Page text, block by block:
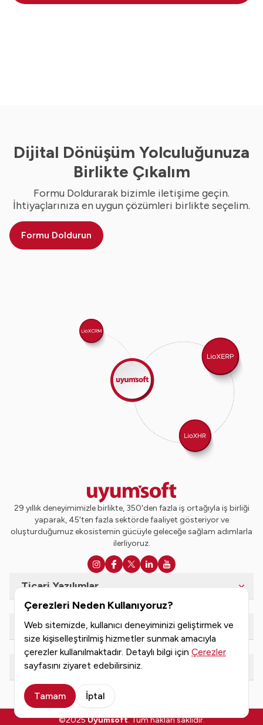
Çerezleri Neden Kullanıyoruz?
Web sitemizde, kullanıcı deneyiminizi geliştirmek ve
size kişiselleştirilmiş hizmetler sunmak amacıyla
çerezler kullanılmaktadır. Detaylı bilgi için Çerezler
sayfasını ziyaret edebilirsiniz.
Tamam İptal
Dijital Dönüşüm Yolculuğunuza
Birlikte Çıkalım
Formu Doldurarak bizimle iletişime geçin.
İhtiyaçlarınıza en uygun çözümleri birlikte seçelim.
Formu Doldurun
29 yıllık deneyimimizle birlikte, 350'den fazla iş ortağıyla iş birliği
yaparak, 45'ten fazla sektörde faaliyet gösteriyor ve
oluşturduğumuz ekosistemin gücüyle geleceğe sağlam adımlarla
ilerliyoruz.
Ticari Yazılımlar
e-Dönüşüm Hizmetleri
Kaynaklar
©2025Uyumsoft. Tüm hakları saklıdır.